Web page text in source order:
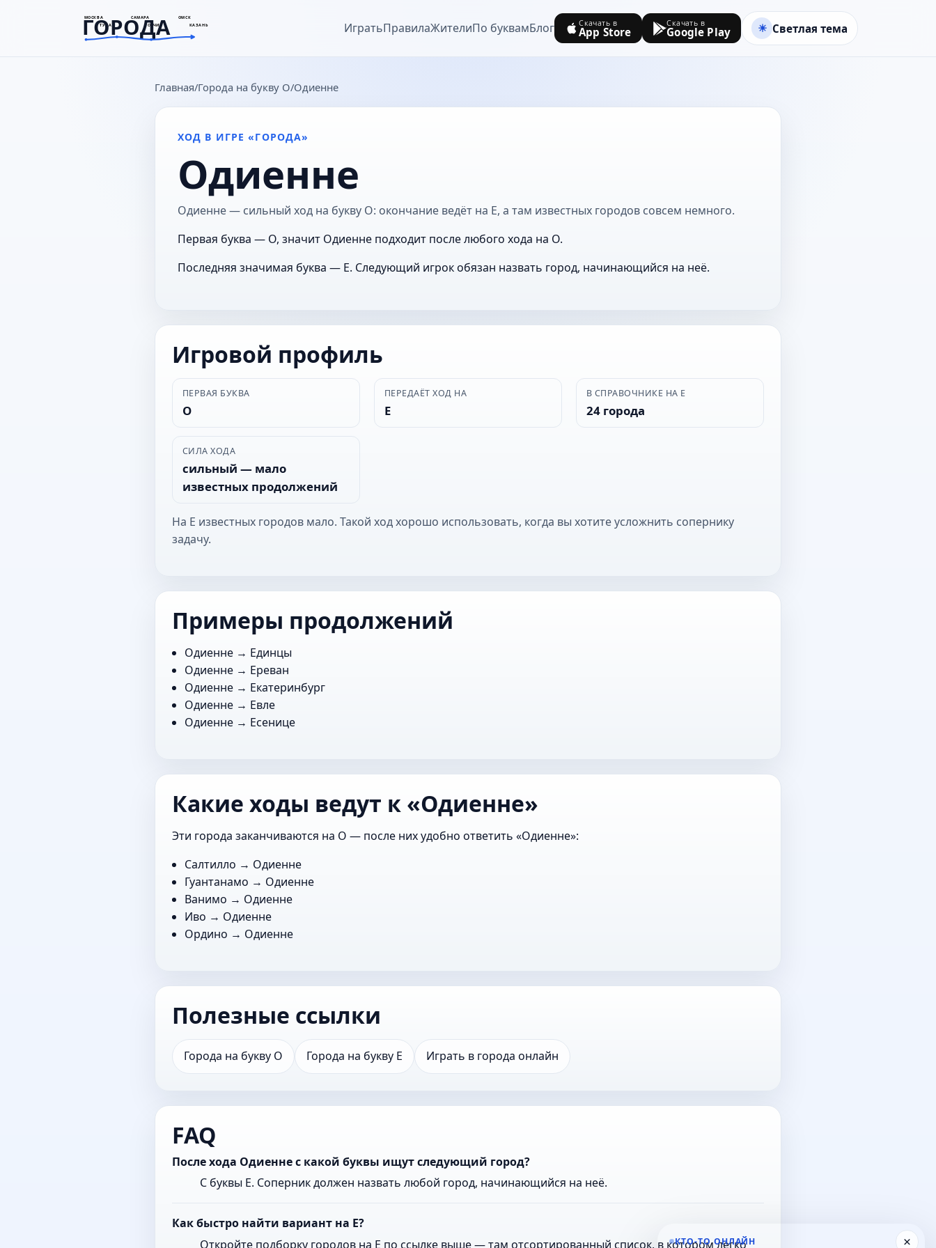
МОСКВА САМАРА ОМСК
ТУЛА СОЧИ КАЗАНЬ
ГОРОДА
goroda-na.ru ИгратьПравилаЖителиПо буквамБлог Скачать в
App Store
Скачать в
Google Play Светлая тема
Главная Города на букву О Одиенне
ХОД В ИГРЕ «ГОРОДА»
Одиенне
Одиенне — сильный ход на букву О: окончание ведёт на Е, а там известных городов совсем немного.
Первая буква — О, значит Одиенне подходит после любого хода на О.
Последняя значимая буква — Е. Следующий игрок обязан назвать город, начинающийся на неё.
Игровой профиль
ПЕРВАЯ БУКВА
О
ПЕРЕДАЁТ ХОД НА
Е
В СПРАВОЧНИКЕ НА Е
24 города
СИЛА ХОДА
сильный — мало
известных продолжений
На Е известных городов мало. Такой ход хорошо использовать, когда вы хотите усложнить сопернику
задачу.
Примеры продолжений
Одиенне → Единцы
Одиенне → Ереван
Одиенне → Екатеринбург
Одиенне → Евле
Одиенне → Есенице
Какие ходы ведут к «Одиенне»
Эти города заканчиваются на О — после них удобно ответить «Одиенне»:
Салтилло → Одиенне
Гуантанамо → Одиенне
Ванимо → Одиенне
Иво → Одиенне
Ордино → Одиенне
Полезные ссылки
Города на букву О Города на букву Е Играть в города онлайн
FAQ
После хода Одиенне с какой буквы ищут следующий город?
С буквы Е. Соперник должен назвать любой город, начинающийся на неё.
Как быстро найти вариант на Е?
Откройте подборку городов на Е по ссылке выше — там отсортированный список, в котором легко
×
КТО-ТО ОНЛАЙН